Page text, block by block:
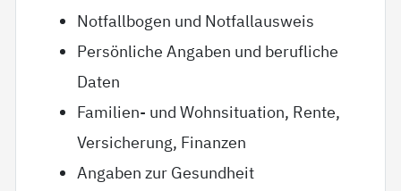
Notfallbogen und Notfallausweis
Persönliche Angaben und berufliche
Daten
Familien- und Wohnsituation, Rente,
Versicherung, Finanzen
Angaben zur Gesundheit